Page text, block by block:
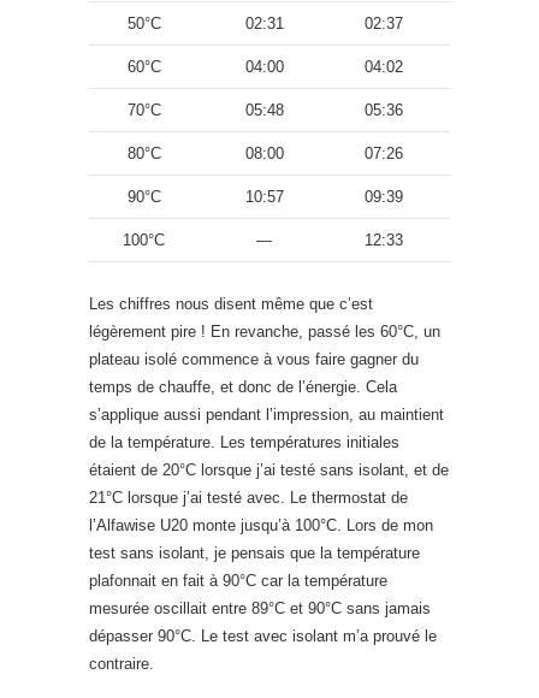
50°C 02:31 02:37
60°C 04:00 04:02
70°C 05:48 05:36
80°C 08:00 07:26
90°C 10:57 09:39
100°C — 12:33
Les chiffres nous disent même que c’est
légèrement pire ! En revanche, passé les 60°C, un
plateau isolé commence à vous faire gagner du
temps de chauffe, et donc de l’énergie. Cela
s’applique aussi pendant l’impression, au maintient
de la température. Les températures initiales
étaient de 20°C lorsque j’ai testé sans isolant, et de
21°C lorsque j’ai testé avec. Le thermostat de
l’Alfawise U20 monte jusqu’à 100°C. Lors de mon
test sans isolant, je pensais que la température
plafonnait en fait à 90°C car la température
mesurée oscillait entre 89°C et 90°C sans jamais
dépasser 90°C. Le test avec isolant m’a prouvé le
contraire.